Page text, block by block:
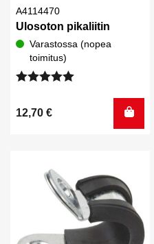
A4114470
Ulosoton pikaliitin
Varastossa (nopea
toimitus)
5.00/ 5
12,70 €